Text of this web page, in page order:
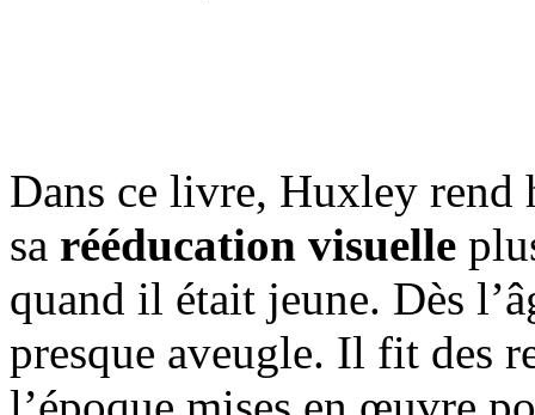
Dans ce livre, Huxley rend
sa rééducation visuelle
quand il était jeune. Dès
presque aveugle. Il fit des